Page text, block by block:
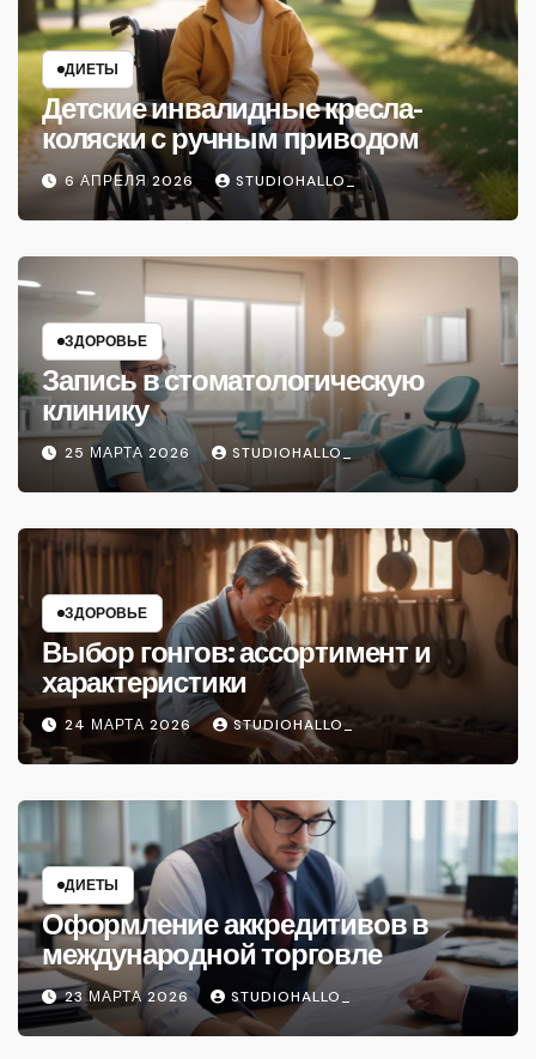
ДИЕТЫ
Детские инвалидные кресла-
коляски с ручным приводом
6 АПРЕЛЯ 2026 STUDIOHALLO_
ЗДОРОВЬЕ
Запись в стоматологическую
клинику
25 МАРТА 2026 STUDIOHALLO_
ЗДОРОВЬЕ
Выбор гонгов: ассортимент и
характеристики
24 МАРТА 2026 STUDIOHALLO_
ДИЕТЫ
Оформление аккредитивов в
международной торговле
23 МАРТА 2026 STUDIOHALLO_